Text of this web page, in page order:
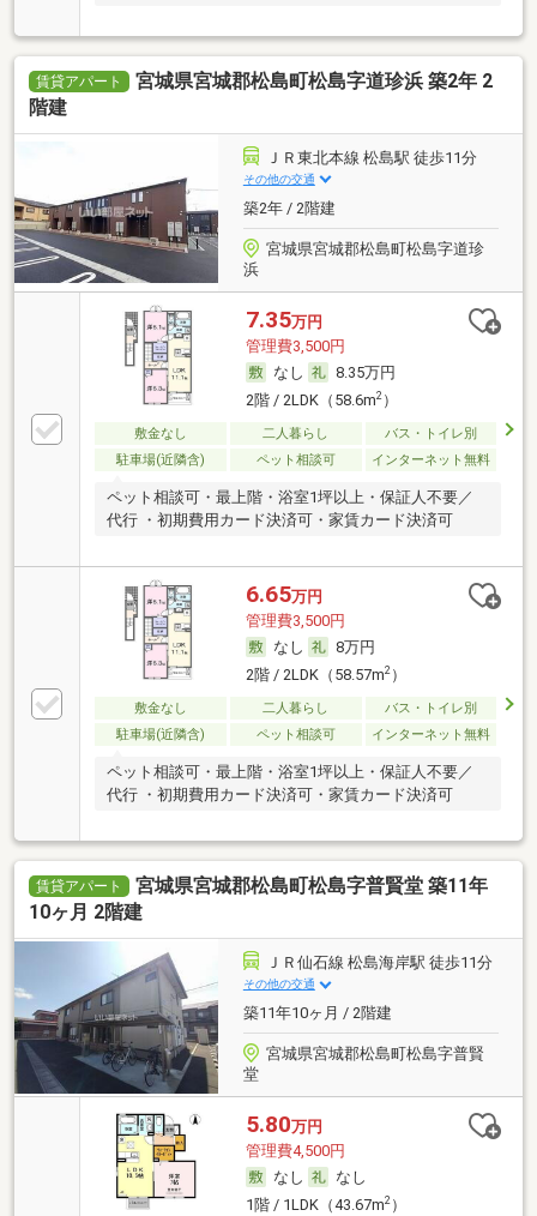
賃貸アパート
宮城県宮城郡松島町松島字道珍浜 築2年 2
階建
ＪＲ東北本線 松島駅 徒歩11分
その他の交通
築2年 / 2階建
宮城県宮城郡松島町松島字道珍
浜
7.35万円
管理費3,500円
なし
8.35万円
2階 / 2LDK（58.6m2）
敷金なし 二人暮らし
バス・トイレ別
駐車場(近隣含)
ペット相談可 インターネット無料
ペット相談可・最上階・浴室1坪以上・保証人不要／
代行 ・初期費用カード決済可・家賃カード決済可
6.65万円
管理費3,500円
なし
8万円
2階 / 2LDK（58.57m2）
敷金なし 二人暮らし
バス・トイレ別
駐車場(近隣含)
ペット相談可 インターネット無料
ペット相談可・最上階・浴室1坪以上・保証人不要／
代行 ・初期費用カード決済可・家賃カード決済可
賃貸アパート
宮城県宮城郡松島町松島字普賢堂 築11年
10ヶ月 2階建
ＪＲ仙石線 松島海岸駅 徒歩11分
その他の交通
築11年10ヶ月 / 2階建
宮城県宮城郡松島町松島字普賢
堂
5.80万円
管理費4,500円
なし
なし
1階 / 1LDK（43.67m2）